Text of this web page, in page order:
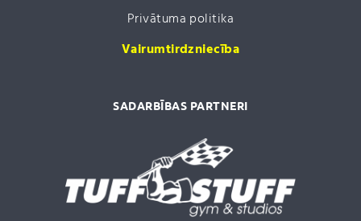
Privātuma politika
Vairumtirdzniecība
SADARBĪBAS PARTNERI